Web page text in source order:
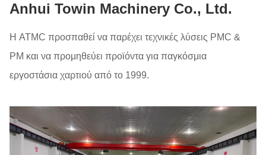
Anhui Towin Machinery Co., Ltd.
Η ATMC προσπαθεί να παρέχει τεχνικές λύσεις PMC &
PM και να προμηθεύει προϊόντα για παγκόσμια
εργοστάσια χαρτιού από το 1999.